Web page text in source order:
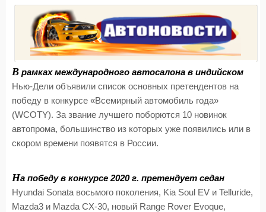
В рамках международного автосалона в индийском
Нью-Дели объявили список основных претендентов на
победу в конкурсе «Всемирный автомобиль года»
(WCOTY). За звание лучшего поборются 10 новинок
автопрома, большинство из которых уже появились или в
скором времени появятся в России.
На победу в конкурсе 2020 г. претендует седан
Hyundai Sonata восьмого поколения, Kia Soul EV и Telluride,
Mazda3 и Mazda CX-30, новый Range Rover Evoque,